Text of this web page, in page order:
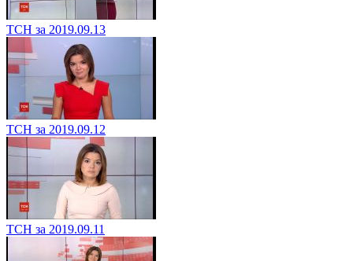
ТСН за 2019.09.13
ТСН за 2019.09.12
ТСН за 2019.09.11